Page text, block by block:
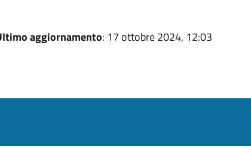
aggiornamento: 17 ottobre 2024, 12:03